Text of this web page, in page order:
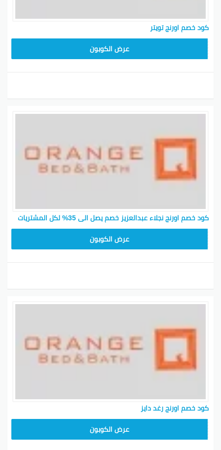
كود خصم أورنج رغد دايز
المفارش
عروض حصرية على مجموعة
المفارش
كود خصم أورنج تويتر
خصومات الشحنات عبر تويتر
كود خصم أورنج بيد اند
عروض حصرية على منتجات بيد
كود خصم مفارش أورنج
تخفيضات على مجموعة
المفارش
رمز ترويجي أورنج موني
خصم على منتجات موني
كوبون خصم أورنج
كود خصم أورنج الأردن
عروض خاصة لعملاء أورنج
بالأردن
وليد
تخفيضات مميزة على منتجات
أمل وليد
حذرك وافحصها. تأكد تستخدم الأكواد عند إتمام الشراء
فيسبوك تويتر جوجل بلس بينتيريست
كود خصم اورنج تويتر
عرض الكوبون
كود خصم اورنج نجلاء عبدالعزيز خصم يصل الى 35% لكل المشتريات
عرض الكوبون
كود خصم اورنج رغد دايز
عرض الكوبون